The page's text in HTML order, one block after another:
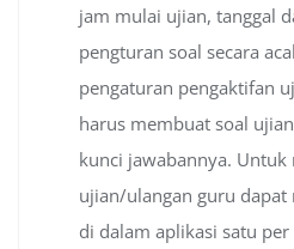
jam mulai ujian, tanggal
pengturan soal secara
pengaturan pengaktifan
harus membuat soal
kunci jawabannya. Untuk
ujian/ulangan guru
di dalam aplikasi satu